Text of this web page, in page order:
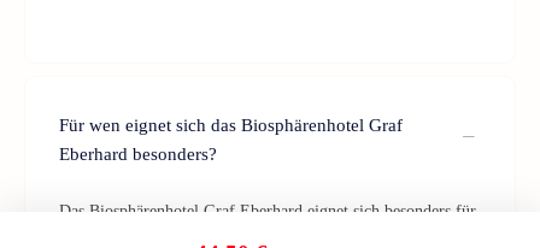
Für wen eignet sich das Biosphärenhotel Graf
Eberhard besonders?
Das Biosphärenhotel Graf Eberhard eignet sich besonders für